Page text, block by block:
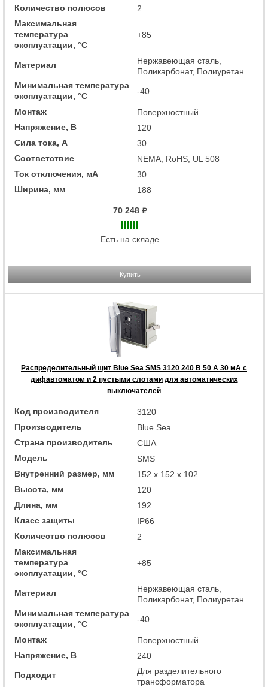
Количество полюсов
2
Максимальная
температура
эксплуатации, °C
+85
Материал
Нержавеющая сталь,
Поликарбонат, Полиуретан
Минимальная температура
эксплуатации, °C
-40
Монтаж
Поверхностный
Напряжение, В
120
Сила тока, А
30
Соответствие
NEMA, RoHS, UL 508
Ток отключения, мА
30
Ширина, мм
188
70 248
Есть на складе
Купить
Распределительный щит Blue Sea SMS 3120 240 В 50 А 30 мА с
дифавтоматом и 2 пустыми слотами для автоматических
выключателей
Код производителя
3120
Производитель
Blue Sea
Страна производитель
США
Модель
SMS
Внутренний размер, мм
152 x 152 x 102
Высота, мм
120
Длина, мм
192
Класс защиты
IP66
Количество полюсов
2
Максимальная
температура
эксплуатации, °C
+85
Материал
Нержавеющая сталь,
Поликарбонат, Полиуретан
Минимальная температура
эксплуатации, °C
-40
Монтаж
Поверхностный
Напряжение, В
240
Подходит
Для разделительного
трансформатора